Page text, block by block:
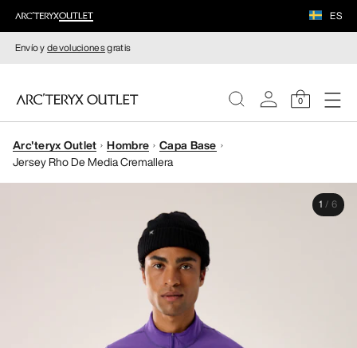
ES
Envío ydevolucionesgratis
0
MUJERE
Arc'teryx Outlet Hombre
Capa Base
Jersey Rho De Media Cremallera
1 / 6